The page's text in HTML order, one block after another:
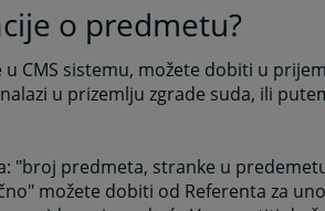
o predmetu?
CMS sistemu, možete dobiti u
u prizemlju zgrade suda, ili
"broj predmeta, stranke u
možete dobiti od Referenta za